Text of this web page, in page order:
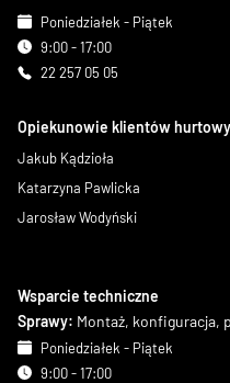
Poniedziałek - Piątek
9:00 - 17:00
22 257 05 05
Opiekunowie klientów
Jakub Kądzioła
Katarzyna Pawlicka
Jarosław Wodyński
Wsparcie techniczne
Sprawy: Montaż, konfiguracja,
Poniedziałek - Piątek
9:00 - 17:00